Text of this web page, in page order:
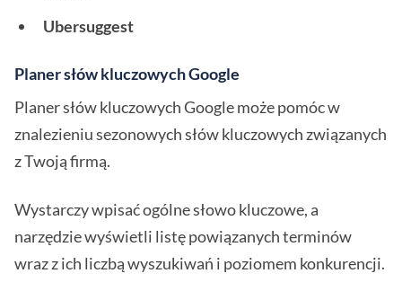
Ubersuggest
Planer słów kluczowych Google
Planer słów kluczowych Google może pomóc w
znalezieniu sezonowych słów kluczowych związanych
z Twoją firmą.
Wystarczy wpisać ogólne słowo kluczowe, a
narzędzie wyświetli listę powiązanych terminów
wraz z ich liczbą wyszukiwań i poziomem konkurencji.